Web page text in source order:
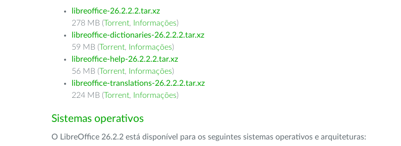
libreoffice-26.2.2.2.tar.xz
278 MB (Torrent, Informações)
libreoffice-dictionaries-26.2.2.2.tar.xz
59 MB (Torrent, Informações)
libreoffice-help-26.2.2.2.tar.xz
56 MB (Torrent, Informações)
libreoffice-translations-26.2.2.2.tar.xz
224 MB (Torrent, Informações)
Sistemas operativos
O LibreOffice 26.2.2 está disponível para os seguintes sistemas operativos e arquiteturas: